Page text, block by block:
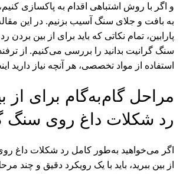
و اگر با روش اشتباهی اقدام به پاکسازی
به بافت و جلای سنگ آسیب بزنیم. در این
پارابین، تمام نکاتی که باید برای از بین
سنگ گرانیت بدانید را بررسی می‌کنیم. از
استفاده از مواد تخصصی، هر آنچه نیاز دارید
مراحل گام‌به‌گام برای از
رد شکلات داغ روی سنگ
اگر می‌خواهید به‌طور کامل رد شکلات داغ
از بین ببرید، باید با یک رویکرد دقیق و چند